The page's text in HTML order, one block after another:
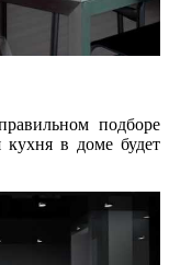
подборе
кухня в доме будет